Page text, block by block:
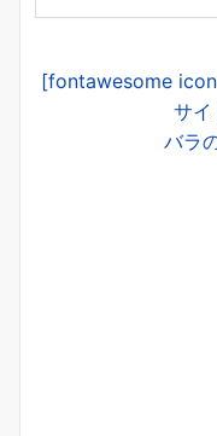
[fontawesome
サイ
バラ